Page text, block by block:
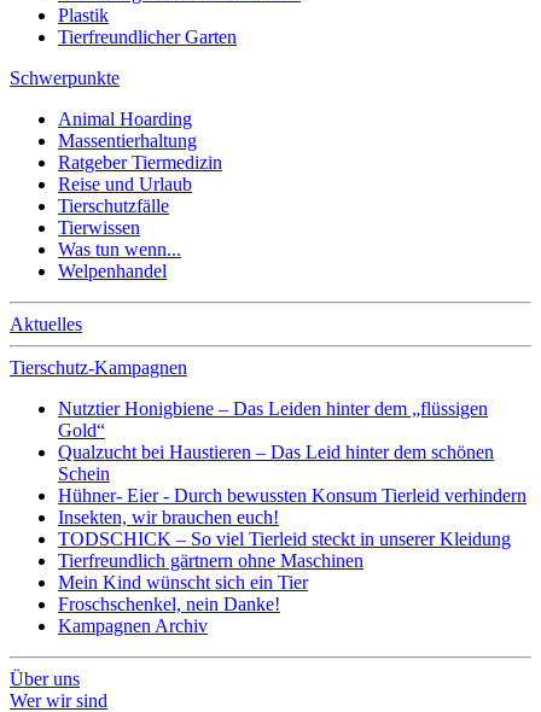
Plastik
Tierfreundlicher Garten
Schwerpunkte
Animal Hoarding
Massentierhaltung
Ratgeber Tiermedizin
Reise und Urlaub
Tierschutzfälle
Tierwissen
Was tun wenn...
Welpenhandel
Aktuelles
Tierschutz-Kampagnen
Nutztier Honigbiene – Das Leiden hinter dem „flüssigen
Gold“
Qualzucht bei Haustieren – Das Leid hinter dem schönen
Schein
Hühner- Eier - Durch bewussten Konsum Tierleid verhindern
Insekten, wir brauchen euch!
TODSCHICK – So viel Tierleid steckt in unserer Kleidung
Tierfreundlich gärtnern ohne Maschinen
Mein Kind wünscht sich ein Tier
Froschschenkel, nein Danke!
Kampagnen Archiv
Über uns
Wer wir sind